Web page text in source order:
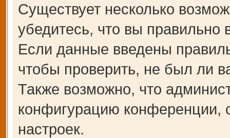
Существует несколько
убедитесь, что вы правильно
Если данные введены
чтобы проверить, не был ли
Также возможно, что
конфигурацию конференции,
настроек.